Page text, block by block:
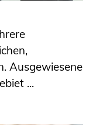
Ausgewiesene
...